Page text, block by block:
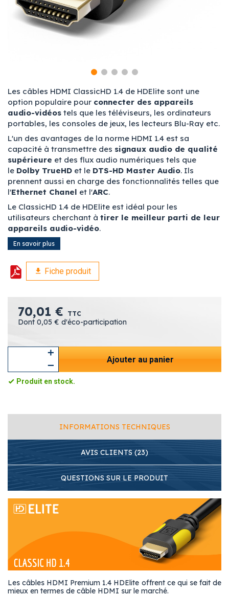
Les câbles HDMI ClassicHD 1.4 de HDElite sont une
option populaire pour connecter des appareils
audio-vidéos tels que les téléviseurs, les ordinateurs
portables, les consoles de jeux, les lecteurs Blu-Ray etc.
L'un des avantages de la norme HDMI 1.4 est sa
capacité à transmettre des signaux audio de qualité
supérieure et des flux audio numériques tels que
le Dolby TrueHD et le DTS-HD Master Audio. Ils
prennent aussi en charge des fonctionnalités telles que
l'Ethernet Chanel et l'ARC.
Le ClassicHD 1.4 de HDElite est idéal pour les
utilisateurs cherchant à tirer le meilleur parti de leur
appareils audio-vidéo.
En savoir plus
Fiche produit
70,01 € TTC
Dont 0,05 € d'éco-participation
Ajouter au panier
Produit en stock.
INFORMATIONS TECHNIQUES
AVIS CLIENTS (23)
QUESTIONS SUR LE PRODUIT
Les câbles HDMI Premium 1.4 HDElite offrent ce qui se fait de
mieux en termes de câble HDMI sur le marché.